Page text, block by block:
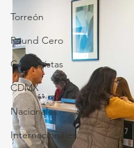
Torreón
Round Cero
Columnistas
CDMX
Nacionales
Internacionales